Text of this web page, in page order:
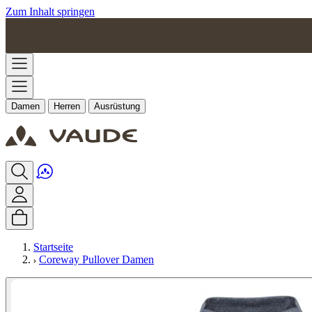
Zum Inhalt springen
Damen Herren Ausrüstung
Startseite
Coreway Pullover Damen